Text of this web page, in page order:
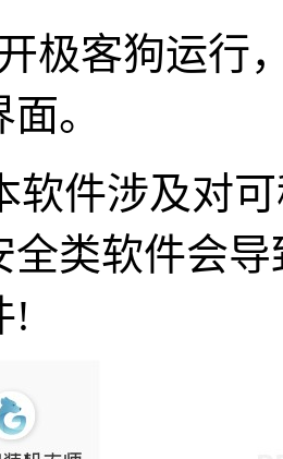
客狗运行，
。
件涉及对可
全类软件会
!